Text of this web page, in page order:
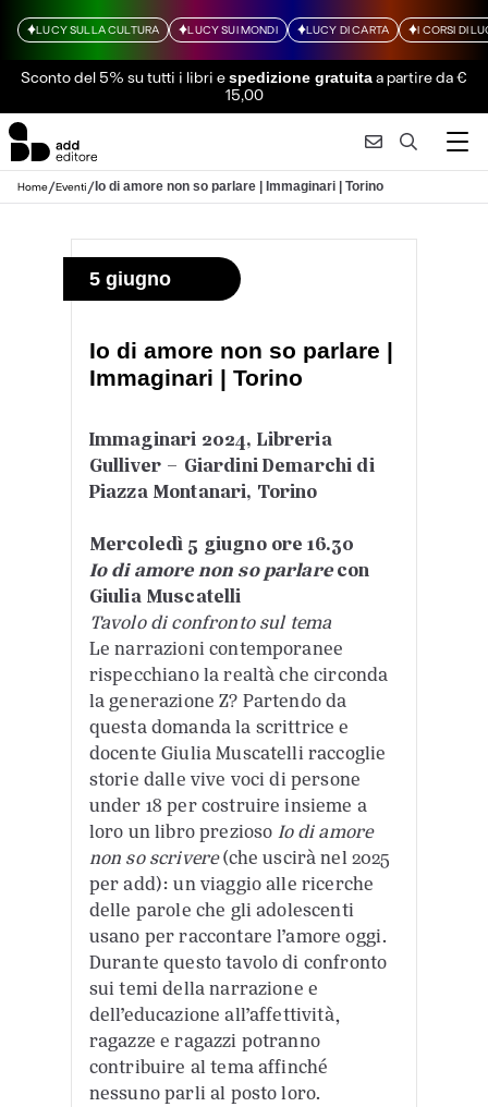
LUCY SULLA CULTURA LUCY SUI MONDI LUCY DI CARTA I CORSI DI
Sconto del 5% su tutti i libri espedizione gratuitaa partire da €
15,00
Home/Eventi/ Io di amore non so parlare | Immaginari | Torino
5 giugno
Io di amore non so parlare |
Immaginari | Torino
Immaginari 2024, Libreria
Gulliver – Giardini Demarchi di
Piazza Montanari, Torino
Mercoledì 5 giugno ore 16.30
Io di amore non so parlarecon
Giulia Muscatelli
Tavolo di confronto sul tema
Le narrazioni contemporanee
rispecchiano la realtà che circonda
la generazione Z? Partendo da
questa domanda la scrittrice e
docente Giulia Muscatelli raccoglie
storie dalle vive voci di persone
under 18 per costruire insieme a
loro un libro prezioso Io di amore
non so scrivere(che uscirà nel 2025
per add): un viaggio alle ricerche
delle parole che gli adolescenti
usano per raccontare l’amore oggi.
Durante questo tavolo di confronto
sui temi della narrazione e
dell’educazione all’affettività,
ragazze e ragazzi potranno
contribuire al tema affinché
nessuno parli al posto loro.